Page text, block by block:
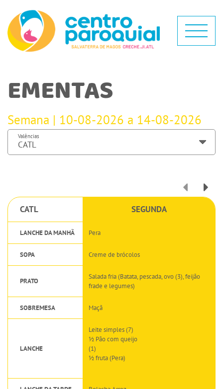
EMENTAS
Semana | 10-08-2026 a 14-08-2026
Valências
CATL SEGUNDA
LANCHE DA MANHÃ Pera
SOPA Creme de brócolos
PRATO
Salada fria (Batata, pescada, ovo (3), feijão
frade e legumes)
SOBREMESA Maçã
LANCHE
Leite simples (7)
½ Pão com queijo
(1)
½ fruta (Pera)